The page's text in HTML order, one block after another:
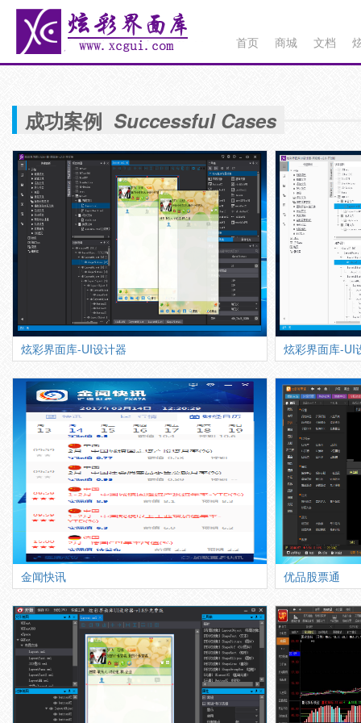
首页 商城 文档
成功案例 Successful Cases
炫彩界面库-UI设计器 炫彩界面库-UI
金闻快讯 优品股票通